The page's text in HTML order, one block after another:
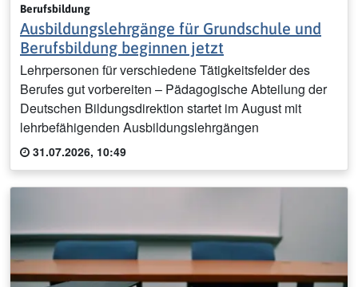
Berufsbildung
Ausbildungslehrgänge für Grundschule und
Berufsbildung beginnen jetzt
Lehrpersonen für verschiedene Tätigkeitsfelder des
Berufes gut vorbereiten – Pädagogische Abteilung der
Deutschen Bildungsdirektion startet im August mit
lehrbefähigenden Ausbildungslehrgängen
31.07.2026, 10:49